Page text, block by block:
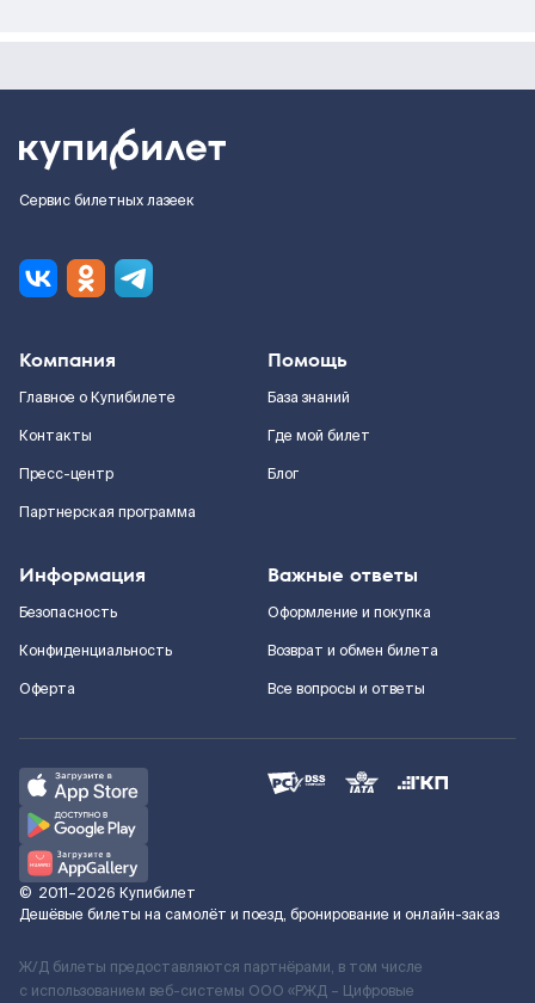
Сервис билетных лазеек
Компания
Главное о Купибилете
Контакты
Пресс-центр
Партнерская программа
Помощь
База знаний
Где мой билет
Блог
Информация
Безопасность
Конфиденциальность
Оферта
Важные ответы
Оформление и покупка
Возврат и обмен билета
Все вопросы и ответы
© 2011–2026 Купибилет
Дешёвые билеты на самолёт и поезд, бронирование и онлайн-заказ
Ж/Д билеты предоставляются партнёрами, в том числе
с использованием веб-системы ООО «РЖД – Цифровые